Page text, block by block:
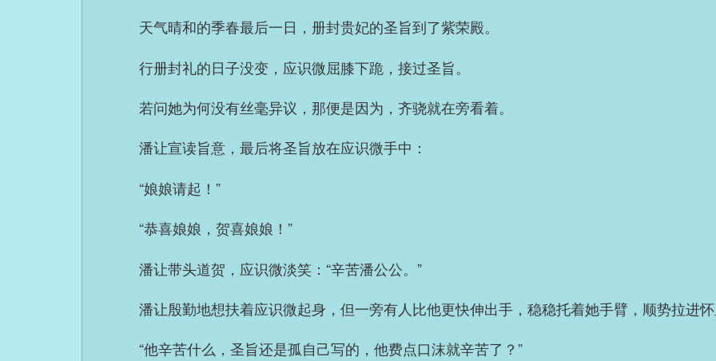
天气晴和的季春最后一日，册封贵妃的圣旨到了紫荣殿。
行册封礼的日子没变，应识微屈膝下跪，接过圣旨。
若问她为何没有丝毫异议，那便是因为，齐骁就在旁看着。
潘让宣读旨意，最后将圣旨放在应识微手中：
“娘娘请起！”
“恭喜娘娘，贺喜娘娘！”
潘让带头道贺，应识微淡笑：“辛苦潘公公。”
潘让殷勤地想扶着应识微起身，但一旁有人比他更快伸出手，稳稳托着她手臂，顺势拉进
“他辛苦什么，圣旨还是孤自己写的，他费点口沫就辛苦了？”